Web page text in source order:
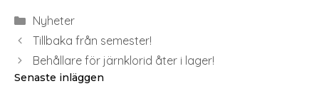
Nyheter
Tillbaka från semester!
Behållare för järnklorid åter i lager!
Senaste inläggen